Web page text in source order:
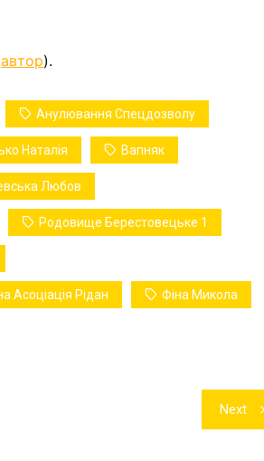
автор).
Анулювання Спецдозволу
Наталія Вапняк
Любов
Родовище Берестовецьке 1
Рідан Фіна Микола
Next